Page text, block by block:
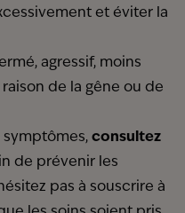
et éviter la
agressif, moins
de la gêne ou de
symptômes, consultez
de prévenir les
pas à souscrire à